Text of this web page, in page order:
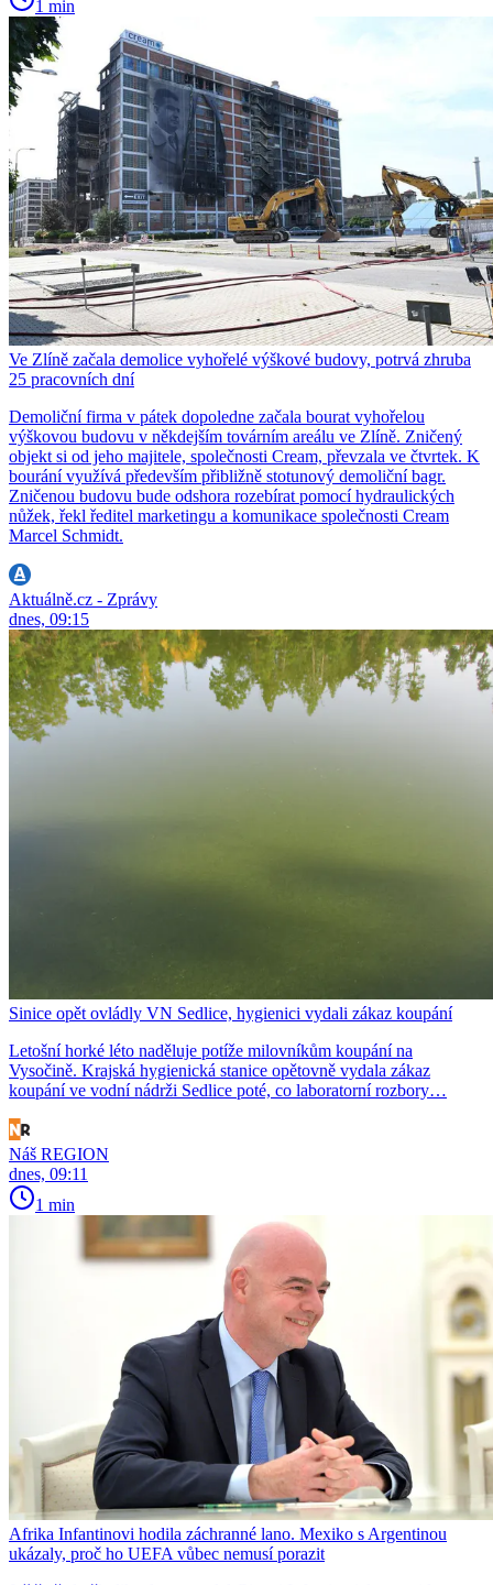
1 min
Ve Zlíně začala demolice vyhořelé výškové budovy, potrvá zhruba
25 pracovních dní
Demoliční firma v pátek dopoledne začala bourat vyhořelou
výškovou budovu v někdejším továrním areálu ve Zlíně. Zničený
objekt si od jeho majitele, společnosti Cream, převzala ve čtvrtek. K
bourání využívá především přibližně stotunový demoliční bagr.
Zničenou budovu bude odshora rozebírat pomocí hydraulických
nůžek, řekl ředitel marketingu a komunikace společnosti Cream
Marcel Schmidt.
Aktuálně.cz - Zprávy
dnes, 09:15
Sinice opět ovládly VN Sedlice, hygienici vydali zákaz koupání
Letošní horké léto naděluje potíže milovníkům koupání na
Vysočině. Krajská hygienická stanice opětovně vydala zákaz
koupání ve vodní nádrži Sedlice poté, co laboratorní rozbory…
Náš REGION
dnes, 09:11
1 min
Afrika Infantinovi hodila záchranné lano. Mexiko s Argentinou
ukázaly, proč ho UEFA vůbec nemusí porazit